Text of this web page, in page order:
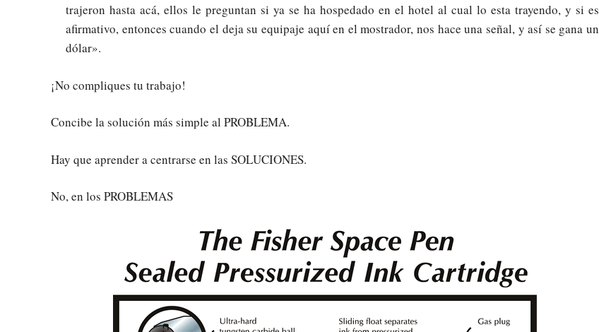
trajeron hasta acá, ellos le preguntan si ya se ha hospedado en el hotel al cual lo esta trayendo, y si es
afirmativo, entonces cuando el deja su equipaje aquí en el mostrador, nos hace una señal, y así se gana un
dólar».
¡No compliques tu trabajo!
Concibe la solución más simple al PROBLEMA.
Hay que aprender a centrarse en las SOLUCIONES.
No, en los PROBLEMAS